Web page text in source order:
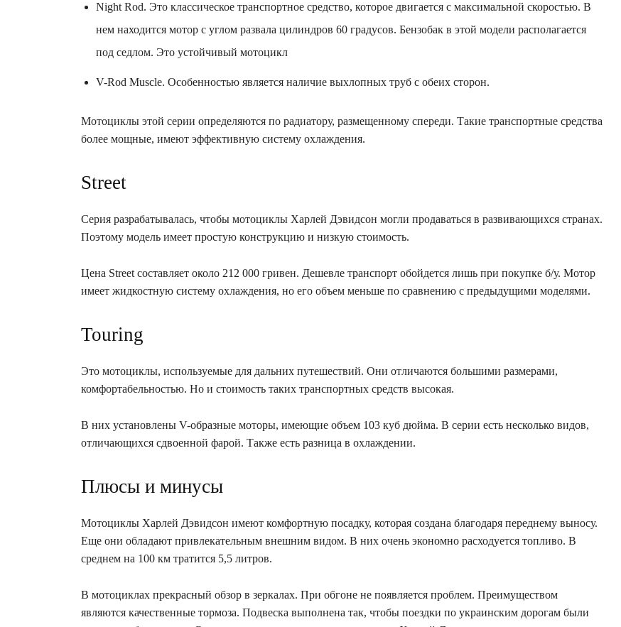
Night Rod. Это классическое транспортное средство, которое двигается с максимальной скоростью. В
нем находится мотор с углом развала цилиндров 60 градусов. Бензобак в этой модели располагается
под седлом. Это устойчивый мотоцикл
V-Rod Muscle. Особенностью является наличие выхлопных труб с обеих сторон.
Мотоциклы этой серии определяются по радиатору, размещенному спереди. Такие транспортные средства
более мощные, имеют эффективную систему охлаждения.
Street
Серия разрабатывалась, чтобы мотоциклы Харлей Дэвидсон могли продаваться в развивающихся странах.
Поэтому модель имеет простую конструкцию и низкую стоимость.
Цена Street составляет около 212 000 гривен. Дешевле транспорт обойдется лишь при покупке б/у. Мотор
имеет жидкостную систему охлаждения, но его объем меньше по сравнению с предыдущими моделями.
Touring
Это мотоциклы, используемые для дальних путешествий. Они отличаются большими размерами,
комфортабельностью. Но и стоимость таких транспортных средств высокая.
В них установлены V-образные моторы, имеющие объем 103 куб дюйма. В серии есть несколько видов,
отличающихся сдвоенной фарой. Также есть разница в охлаждении.
Плюсы и минусы
Мотоциклы Харлей Дэвидсон имеют комфортную посадку, которая создана благодаря переднему выносу.
Еще они обладают привлекательным внешним видом. В них очень экономно расходуется топливо. В
среднем на 100 км тратится 5,5 литров.
В мотоциклах прекрасный обзор в зеркалах. При обгоне не появляется проблем. Преимуществом
являются качественные тормоза. Подвеска выполнена так, чтобы поездки по украинским дорогам были